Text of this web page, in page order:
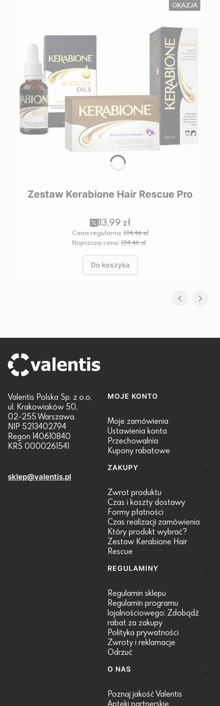
OKAZJA
Zestaw Kerabione Hair Rescue Pro
113,99 zł
Cena regularna:134,46 zł
Najniższa cena:134,46 zł
Do koszyka
Valentis Polska Sp. z o.o.
ul. Krakowiaków 50,
02-255 Warszawa.
NIP 5213402794
Regon 140610840
KRS 0000261541
sklep@valentis.pl
Linki w stopce
MOJE KONTO
Moje zamówienia
Ustawienia konta
Przechowalnia
Kupony rabatowe
ZAKUPY
Zwrot produktu
Czas i koszty dostawy
Formy płatności
Czas realizacji zamówienia
Który produkt wybrać?
Zestaw Kerabione Hair
Rescue
REGULAMINY
Regulamin sklepu
Regulamin programu
lojalnościowego: Zdobądź
rabat za zakupy
Polityka prywatności
Zwroty i reklamacje
Odrzuć
O NAS
Poznaj jakość Valentis
Apteki partnerskie